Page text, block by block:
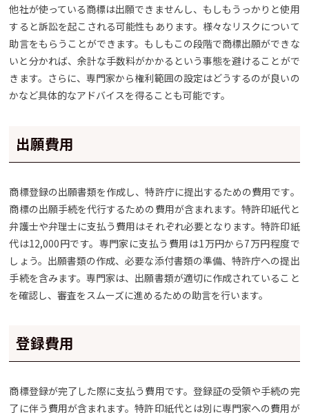
他社が使っている商標は出願できませんし、もしもうっかりと使用
すると訴訟を起こされる可能性もあります。様々なリスクについて
助言をもらうことができます。もしもこの段階で商標出願ができな
いと分かれば、余計な手数料がかかるという事態を避けることがで
きます。さらに、専門家から権利範囲の設定はどうするのが良いの
かなど具体的なアドバイスを得ることも可能です。
出願費用
商標登録の出願書類を作成し、特許庁に提出するための費用です。
商標の出願手続を代行するための費用が含まれます。特許印紙代と
弁護士や弁理士に支払う費用はそれぞれ必要となります。特許印紙
代は12,000円です。専門家に支払う費用は1万円から7万円程度で
しょう。出願書類の作成、必要な添付書類の準備、特許庁への提出
手続を含みます。専門家は、出願書類が適切に作成されていること
を確認し、審査をスムーズに進めるための助言を行います。
登録費用
商標登録が完了した際に支払う費用です。登録証の受領や手続の完
了に伴う費用が含まれます。特許印紙代とは別に専門家への費用が